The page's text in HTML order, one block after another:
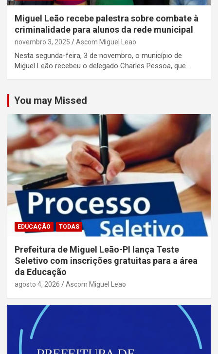
Miguel Leão recebe palestra sobre combate à
criminalidade para alunos da rede municipal
novembro 3, 2025 Ascom Miguel Leao
Nesta segunda-feira, 3 de novembro, o município de
Miguel Leão recebeu o delegado Charles Pessoa, que…
You may Missed
EDUCAÇÃO TODAS
Prefeitura de Miguel Leão-PI lança Teste
Seletivo com inscrições gratuitas para a área
da Educação
agosto 4, 2026 Ascom Miguel Leao